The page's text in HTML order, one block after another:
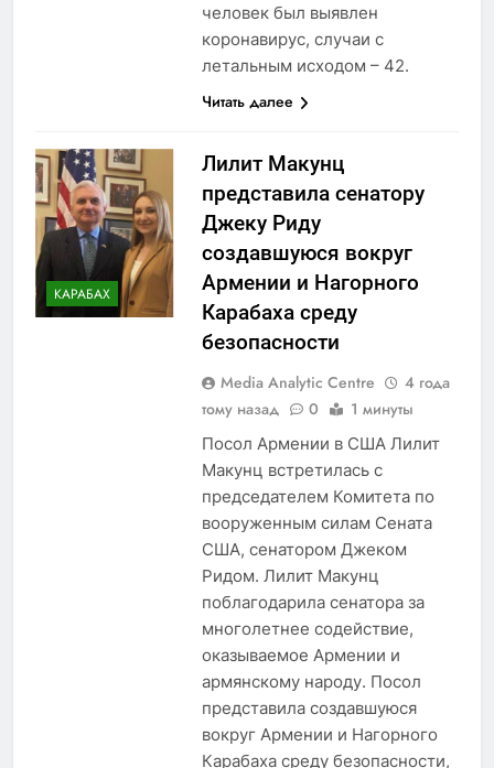
человек был выявлен
коронавирус, случаи с
летальным исходом – 42.
Читать далее
КАРАБАХ
Лилит Макунц
представила сенатору
Джеку Риду
создавшуюся вокруг
Армении и Нагорного
Карабаха среду
безопасности
Media Analytic Centre
4 года
тому назад
0 1 минуты
Посол Армении в США Лилит
Макунц встретилась с
председателем Комитета по
вооруженным силам Сената
США, сенатором Джеком
Ридом. Лилит Макунц
поблагодарила сенатора за
многолетнее содействие,
оказываемое Армении и
армянскому народу. Посол
представила создавшуюся
вокруг Армении и Нагорного
Карабаха среду безопасности,